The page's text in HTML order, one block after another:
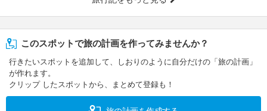
このスポットで旅の計画を作ってみませんか？
行きたいスポットを追加して、しおりのように自分だけの「旅の計画」
が作れます。
クリップ したスポットから、まとめて登録も！